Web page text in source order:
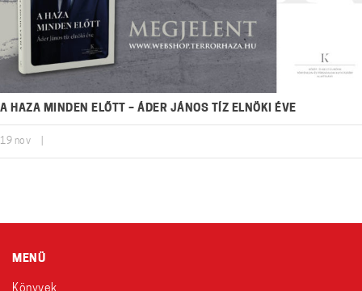
A HAZA MINDEN ELŐTT – ÁDER JÁNOS TÍZ ELNÖKI ÉVE
19 nov
MENÜ